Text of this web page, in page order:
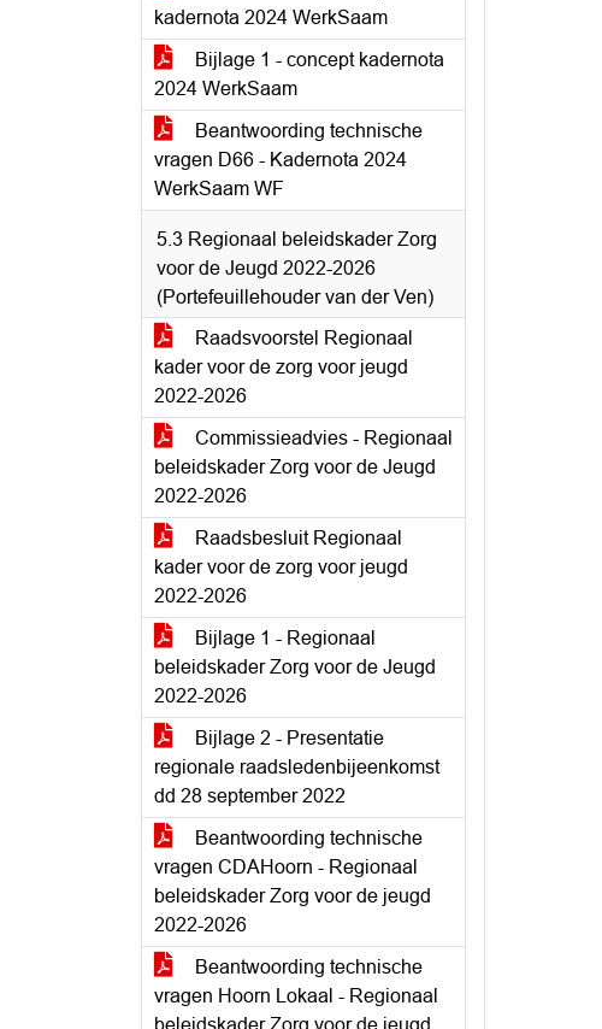
kadernota 2024 WerkSaam
Bijlage 1 - concept kadernota
2024 WerkSaam
Beantwoording technische
vragen D66 - Kadernota 2024
WerkSaam WF
5.3 Regionaal beleidskader Zorg
voor de Jeugd 2022-2026
(Portefeuillehouder van der Ven)
Raadsvoorstel Regionaal
kader voor de zorg voor jeugd
2022-2026
Commissieadvies - Regionaal
beleidskader Zorg voor de Jeugd
2022-2026
Raadsbesluit Regionaal
kader voor de zorg voor jeugd
2022-2026
Bijlage 1 - Regionaal
beleidskader Zorg voor de Jeugd
2022-2026
Bijlage 2 - Presentatie
regionale raadsledenbijeenkomst
dd 28 september 2022
Beantwoording technische
vragen CDAHoorn - Regionaal
beleidskader Zorg voor de jeugd
2022-2026
Beantwoording technische
vragen Hoorn Lokaal - Regionaal
beleidskader Zorg voor de jeugd